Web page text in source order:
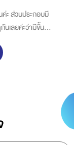
ะ ส่วนประกอบมี
นเลยค่ะว่ามีขั้น